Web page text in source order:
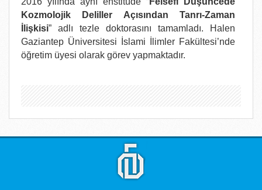
Kozmolojik Deliller Açısından Tanrı-Zaman
İlişkisi” adlı tezle doktorasını tamamladı. Halen
Gaziantep Üniversitesi İslami İlimler Fakültesi’nde
öğretim üyesi olarak görev yapmaktadır.